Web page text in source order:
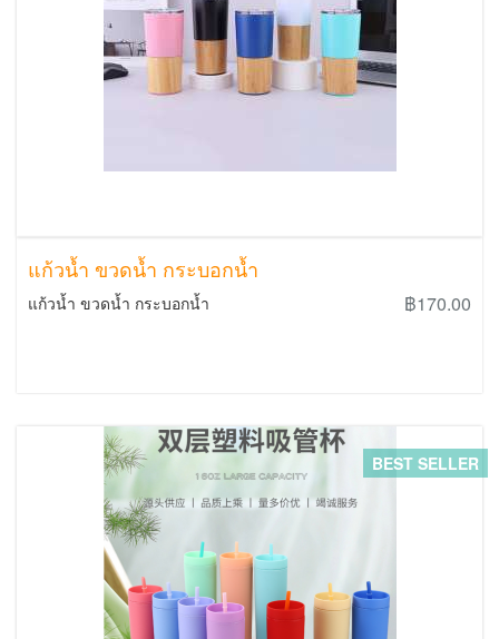
แก้วน้ำ ขวดน้ำ กระบอกน้ำ
แก้วน้ำ ขวดน้ำ กระบอกน้ำ ฿170.00
BEST SELLER